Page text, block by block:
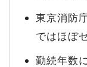
東京消防
ではほぼ
勤続年数